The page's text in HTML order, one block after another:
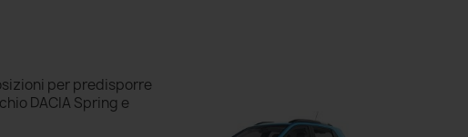
per predisporre
DACIA Spring e